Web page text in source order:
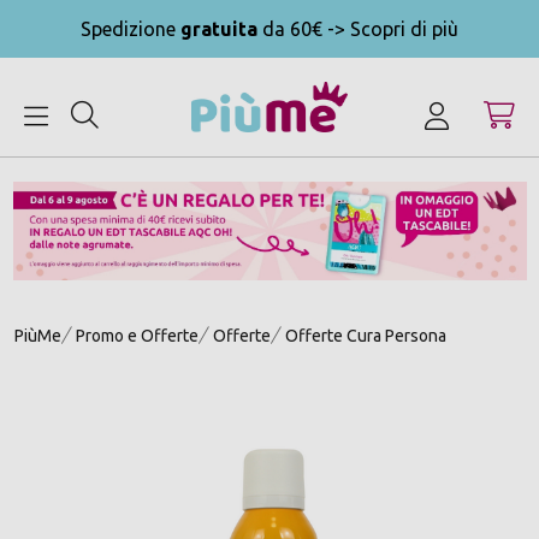
Spedizione gratuita da 60€ -> Scopri di più
PiùMe Promo e Offerte Offerte Offerte Cura Persona